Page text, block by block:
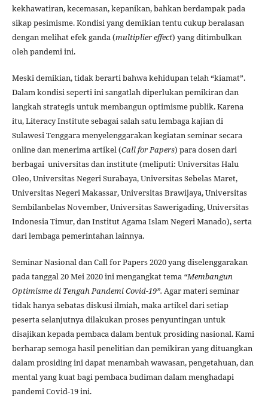
kekhawatiran, kecemasan, kepanikan, bahkan berdampak pada
sikap pesimisme. Kondisi yang demikian tentu cukup beralasan
dengan melihat efek ganda (multiplier effect) yang ditimbulkan
oleh pandemi ini.
Meski demikian, tidak berarti bahwa kehidupan telah “kiamat”.
Dalam kondisi seperti ini sangatlah diperlukan pemikiran dan
langkah strategis untuk membangun optimisme publik. Karena
itu, Literacy Institute sebagai salah satu lembaga kajian di
Sulawesi Tenggara menyelenggarakan kegiatan seminar secara
online dan menerima artikel (Call for Papers) para dosen dari
berbagai universitas dan institute (meliputi: Universitas Halu
Oleo, Universitas Negeri Surabaya, Universitas Sebelas Maret,
Universitas Negeri Makassar, Universitas Brawijaya, Universitas
Sembilanbelas November, Universitas Sawerigading, Universitas
Indonesia Timur, dan Institut Agama Islam Negeri Manado), serta
dari lembaga pemerintahan lainnya.
Seminar Nasional dan Call for Papers 2020 yang diselenggarakan
pada tanggal 20 Mei 2020 ini mengangkat tema “Membangun
Optimisme di Tengah Pandemi Covid-19”. Agar materi seminar
tidak hanya sebatas diskusi ilmiah, maka artikel dari setiap
peserta selanjutnya dilakukan proses penyuntingan untuk
disajikan kepada pembaca dalam bentuk prosiding nasional. Kami
berharap semoga hasil penelitian dan pemikiran yang dituangkan
dalam prosiding ini dapat menambah wawasan, pengetahuan, dan
mental yang kuat bagi pembaca budiman dalam menghadapi
pandemi Covid-19 ini.